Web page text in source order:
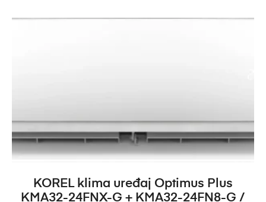
DODAJ U KOŠARICU
KOREL klima uređaj Optimus Plus
KMA32-24FNX-G + KMA32-24FN8-G /